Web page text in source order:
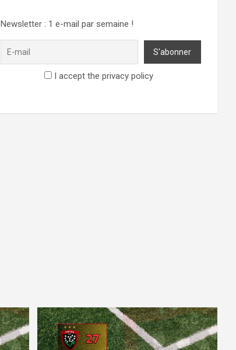
Newsletter : 1 e-mail par semaine !
I accept the privacy policy